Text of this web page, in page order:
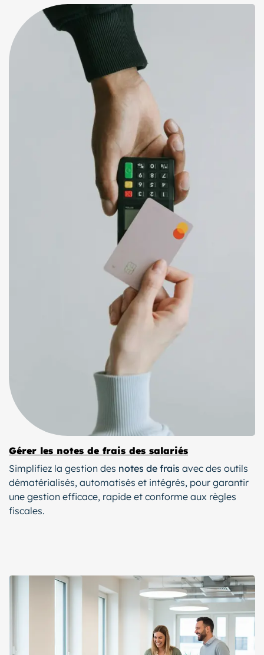
Gérer les notes de frais des salariés
Simplifiez la gestion des notes de frais avec des outils
dématérialisés, automatisés et intégrés, pour garantir
une gestion efficace, rapide et conforme aux règles
fiscales.